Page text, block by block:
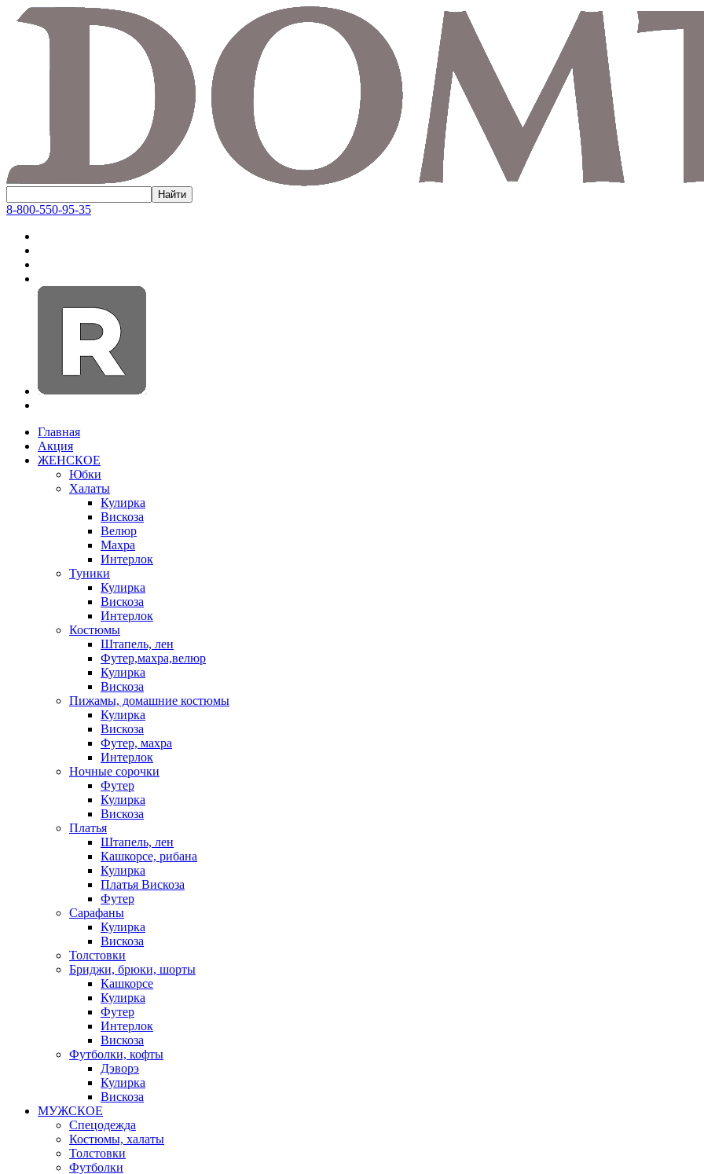
8-800-550-95-35
Главная
Акция
ЖЕНСКОЕ
Юбки
Халаты
Кулирка
Вискоза
Велюр
Махра
Интерлок
Туники
Кулирка
Вискоза
Интерлок
Костюмы
Штапель, лен
Футер,махра,велюр
Кулирка
Вискоза
Пижамы, домашние костюмы
Кулирка
Вискоза
Футер, махра
Интерлок
Ночные сорочки
Футер
Кулирка
Вискоза
Платья
Штапель, лен
Кашкорсе, рибана
Кулирка
Платья Вискоза
Футер
Сарафаны
Кулирка
Вискоза
Толстовки
Бриджи, брюки, шорты
Кашкорсе
Кулирка
Футер
Интерлок
Вискоза
Футболки, кофты
Дэворэ
Кулирка
Вискоза
МУЖСКОЕ
Спецодежда
Костюмы, халаты
Толстовки
Футболки